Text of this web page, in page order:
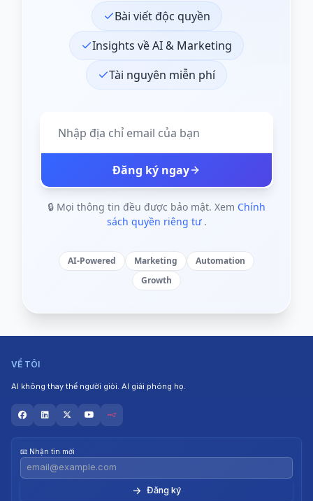
Bài viết độc quyền
Insights về AI & Marketing
Tài nguyên miễn phí
Đăng ký ngay
🔒 Mọi thông tin đều được bảo mật. Xem Chính
sách quyền riêng tư .
AI-Powered Marketing
Automation
Growth
VỀ TÔI
AI không thay thế người giỏi. AI giải phóng họ.
📧 Nhận tin mới
→